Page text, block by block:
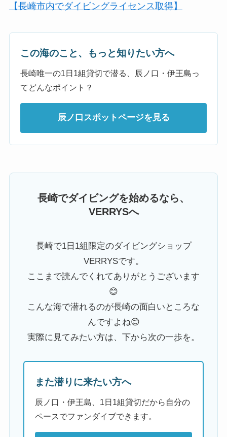
【長崎市内でダイビングライセンス取得】
この海のこと、もっと知りたい方へ
長崎唯一の1日1組貸切で潜る、辰ノ口・伊王島っ
てどんなポイント？
辰ノ口スポットページを見る
長崎でダイビングを始めるなら、
VERRYSへ
長崎で1日1組限定のダイビングショップ
VERRYSです。
ここまで読んでくれてありがとうございます
😊
こんな海で潜れるのが長崎の面白いところな
んですよね😊
実際に見てみたい方は、下から次の一歩を。
また潜りに来たい方へ
辰ノ口・伊王島、1日1組貸切だから自分の
ペースでファンダイブできます。